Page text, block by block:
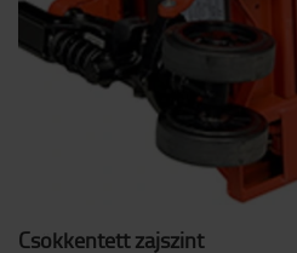
Csökkentett zajszint